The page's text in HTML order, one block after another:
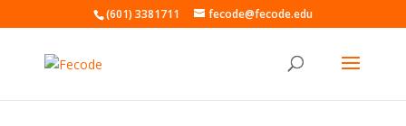
(601) 3381711 fecode@fecode.edu